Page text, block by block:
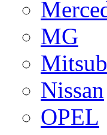
MG
Nissan
OPEL